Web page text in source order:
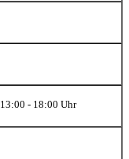
13:00 - 18:00 Uhr